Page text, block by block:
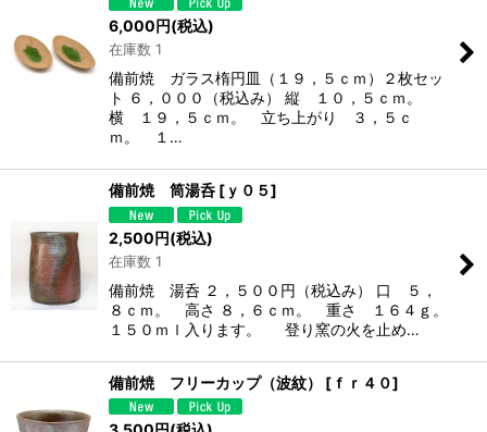
6,000円(税込)
在庫数 1
備前焼 ガラス楕円皿（１９，５ｃｍ）２枚セッ
ト ６，０００（税込み） 縦 １０，５ｃｍ。
横 １９，５ｃｍ。 立ち上がり ３，５ｃ
ｍ。 １…
備前焼 筒湯呑 [ ｙ０５]
2,500円(税込)
在庫数 1
備前焼 湯呑 ２，５００円（税込み） 口 ５，
８ｃｍ。 高さ ８，６ｃｍ。 重さ １６４ｇ。
１５０ｍｌ入ります。 登り窯の火を止め…
備前焼 フリーカップ（波紋） [ ｆｒ４０]